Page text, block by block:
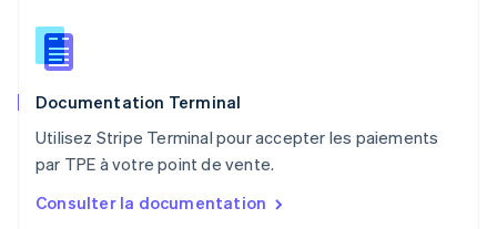
Documentation Terminal
Utilisez Stripe Terminal pour accepter les paiements
par TPE à votre point de vente.
Consulter la documentation
English
Roumanie
Royaume-Uni
Singapour
English简体中文
English